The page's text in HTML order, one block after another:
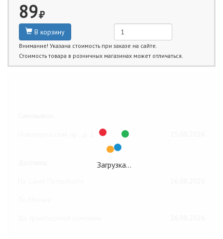
89
В корзину
Внимание! Указана стоимость при заказе на сайте.
Стоимость товара в розничных магазинах может отличаться.
Загрузка…